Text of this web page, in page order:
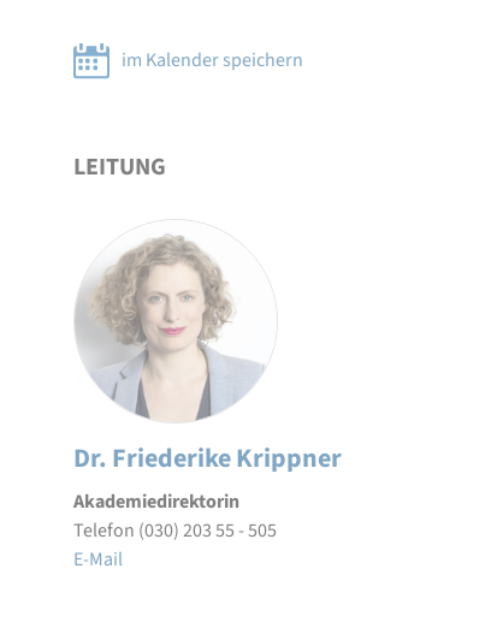
im Kalender speichern
LEITUNG
Dr. Friederike Krippner
Akademiedirektorin
Telefon (030) 203 55 - 505
E-Mail